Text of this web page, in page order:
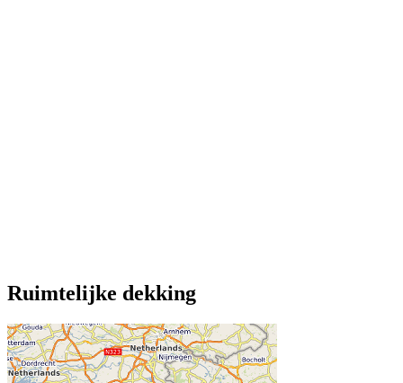
Ruimtelijke dekking